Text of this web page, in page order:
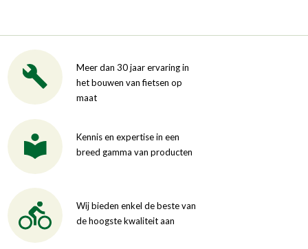
Meer dan 30 jaar ervaring in
het bouwen van fietsen op
maat
Kennis en expertise in een
breed gamma van producten
Wij bieden enkel de beste van
de hoogste kwaliteit aan